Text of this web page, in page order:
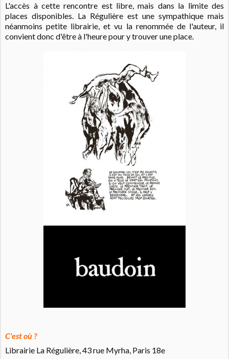
L'accès à cette rencontre est libre, mais dans la limite des
places disponibles. La Régulière est une sympathique mais
néanmoins petite librairie, et vu la renommée de l'auteur, il
convient donc d'être à l'heure pour y trouver une place.
C'est où ?
Librairie La Régulière, 43 rue Myrha, Paris 18e